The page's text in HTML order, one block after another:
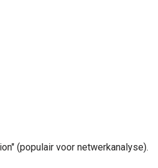
(populair voor netwerkanalyse).